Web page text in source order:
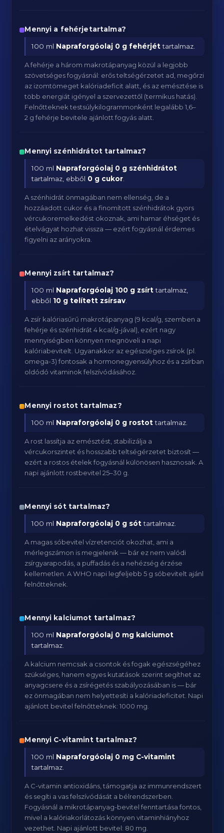
Mennyi a fehérjetartalma?
100 ml Napraforgóolaj 0 g fehérjéttartalmaz.
A fehérje a három makrotápanyag közül a legjobb
szövetséges fogyásnál: erős teltségérzetet ad, megőrzi
az izomtömeget kalóriadeficit alatt, és az emésztése is
több energiát igényel a szervezettől (termikus hatás).
Felnőtteknek testsúlykilogrammonként legalább 1,6–
2 g fehérje bevitele ajánlott fogyás alatt.
Mennyi szénhidrátot tartalmaz?
100 ml Napraforgóolaj 0 g szénhidrátot
tartalmaz, ebből 0 g cukor
A szénhidrát önmagában nem ellenség, de a
hozzáadott cukor és a finomított szénhidrátok gyors
vércukoremelkedést okoznak, ami hamar éhséget és
ételvágyat hozhat vissza — ezért fogyásnál érdemes
figyelni az arányokra.
Mennyi zsírt tartalmaz?
100 ml Napraforgóolaj 100 g zsírttartalmaz,
ebből 10 g telített zsírsav
A zsír kalóriasűrű makrotápanyag (9 kcal/g, szemben a
fehérje és szénhidrát 4 kcal/g-jával), ezért nagy
mennyiségben könnyen megnöveli a napi
kalóriabevitelt. Ugyanakkor az egészséges zsírok (pl.
omega-3) fontosak a hormonegyensúlyhoz és a zsírban
oldódó vitaminok felszívódásához.
Mennyi rostot tartalmaz?
100 ml Napraforgóolaj 0 g rostottartalmaz.
A rost lassítja az emésztést, stabilizálja a
vércukorszintet és hosszabb teltségérzetet biztosít —
ezért a rostos ételek fogyásnál különösen hasznosak. A
napi ajánlott rostbevitel 25–30 g.
Mennyi sót tartalmaz?
100 ml Napraforgóolaj 0 g sóttartalmaz.
A magas sóbevitel vízretenciót okozhat, ami a
mérlegszámon is megjelenik — bár ez nem valódi
zsírgyarapodás, a puffadás és a nehézség érzése
kellemetlen. A WHO napi legfeljebb 5 g sóbevitelt ajánl
felnőtteknek.
Mennyi kalciumot tartalmaz?
100 ml Napraforgóolaj 0 mg kalciumot
tartalmaz.
A kalcium nemcsak a csontok és fogak egészségéhez
szükséges, hanem egyes kutatások szerint segíthet az
anyagcsere és a zsírégetés szabályozásában is — bár
ez önmagában nem helyettesíti a kalóriadeficitet. Napi
ajánlott bevitel felnőtteknek: 1000 mg.
Mennyi C-vitamint tartalmaz?
100 ml Napraforgóolaj 0 mg C-vitamint
tartalmaz.
A C-vitamin antioxidáns, támogatja az immunrendszert
és segíti a vas felszívódását a bélrendszerben.
Fogyásnál a mikrotápanyag-bevitel fenntartása fontos,
mivel a kalóriakorlátozás könnyen vitaminhiányhoz
vezethet. Napi ajánlott bevitel: 80 mg.